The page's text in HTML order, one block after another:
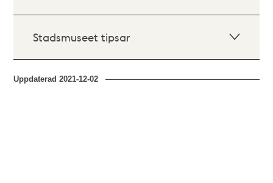
Stadsmuseet tipsar
Uppdaterad2021-12-02